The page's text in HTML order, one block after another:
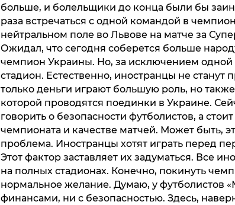
больше, и болельщики до конца были бы
раза встречаться с одной командой в
нейтральном поле во Львове на матче за
Ожидал, что сегодня соберется больше
чемпион Украины. Но, за исключением одной
стадион. Естественно, иностранцы не станут
только деньги играют большую роль, но
которой проводятся поединки в Украине.
говорить о безопасности футболистов, а
чемпионата и качестве матчей. Может быть,
проблема. Иностранцы хотят играть перед
Этот фактор заставляет их задуматься. Все
на полных стадионах. Конечно, покинуть
нормальное желание. Думаю, у футболистов
финансами, ни с безопасностью. Здесь,